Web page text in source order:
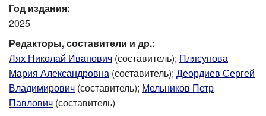
Год издания:
2025
Редакторы, составители и др.:
Лях Николай Иванович (составитель); Плясунова
Мария Александровна (составитель); Деордиев Сергей
Владимирович (составитель); Мельников Петр
Павлович (составитель)